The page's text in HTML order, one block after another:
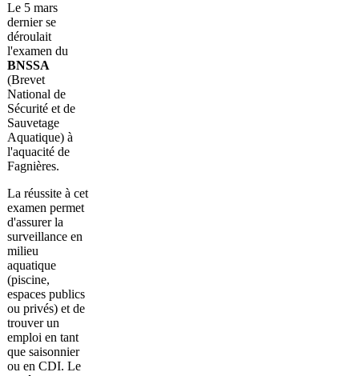
Le 5 mars
dernier se
déroulait
l'examen du
BNSSA
(Brevet
National de
Sécurité et de
Sauvetage
Aquatique) à
l'aquacité de
Fagnières.
La réussite à cet
examen permet
d'assurer la
surveillance en
milieu
aquatique
(piscine,
espaces publics
ou privés) et de
trouver un
emploi en tant
que saisonnier
ou en CDI. Le